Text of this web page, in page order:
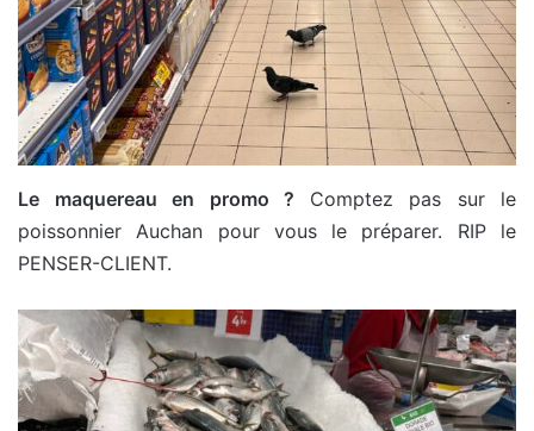
Le maquereau en promo ? Comptez pas sur le
poissonnier Auchan pour vous le préparer. RIP le
PENSER-CLIENT.